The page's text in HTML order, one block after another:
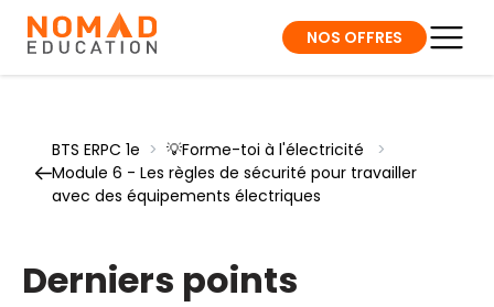
NOS OFFRES
BTS ERPC 1e > 💡Forme-toi à l'électricité
>
Module 6 - Les règles de sécurité pour travailler
avec des équipements électriques
Derniers points